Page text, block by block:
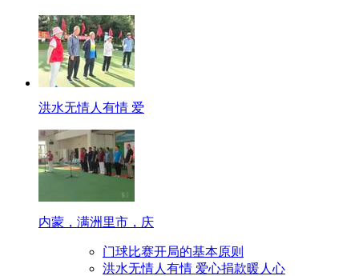
洪水无情人有情 爱
内蒙，满洲里市，庆
门球比赛开局的基本原则
洪水无情人有情 爱心捐款暖人心